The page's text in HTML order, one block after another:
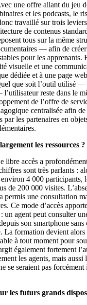
une offre allant du jeu
et les podcasts, le
travaillé sur trois
de contenus
tous sur la même
— afin de
pour les apprenants.
visuelle et une
dédiée et à une page
que soit l’outil utilisé
reste dans le
de l’offre de
centralisée afin
par les partenaires en
les ressources ?
libre accès a
sont très parlants :
4 000 participants,
de 200 000 visites.
permis une consultation
Ce mode d’accès
: un agent peut consulter
son smartphone
La formation devient
à tout moment pour
également fortement
les agents, mais
se seraient pas
les futurs grands